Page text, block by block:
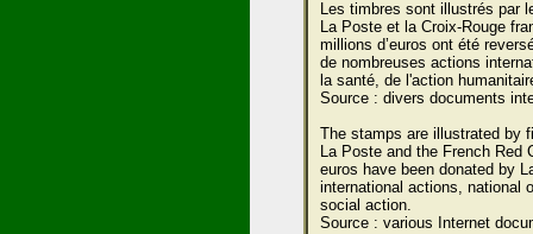
Les timbres sont illustrés par
La Poste et la Croix-Rouge
millions d’euros ont été
de nombreuses actions
la santé, de l'action
Source : divers documents
The stamps are illustrated by
La Poste and the French Red
euros have been donated by
international actions, national
social action.
Source : various Internet